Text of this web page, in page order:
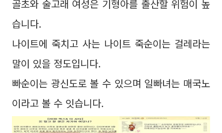
골초와 술고래 여성은 기형아를 출산할 위험이 높
습니다.
나이트에 죽치고 사는 나이트 죽순이는 걸레라는
말이 있을 정도입니다.
빠순이는 광신도로 볼 수 있으며 일빠녀는 매국노
이라고 볼 수 잇습니다.